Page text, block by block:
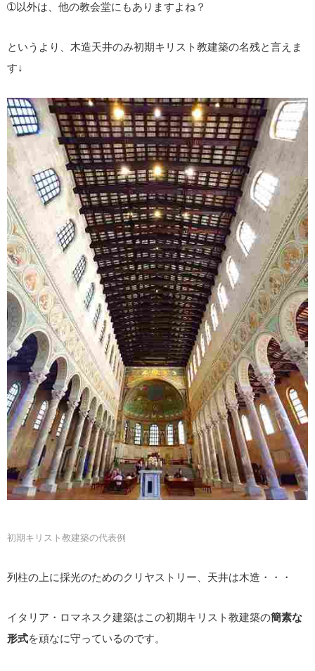
➀以外は、他の教会堂にもありますよね？
というより、木造天井のみ初期キリスト教建築の名残と言えま
す↓
初期キリスト教建築の代表例
列柱の上に採光のためのクリヤストリー、天井は木造・・・
イタリア・ロマネスク建築はこの初期キリスト教建築の簡素な
形式を頑なに守っているのです。